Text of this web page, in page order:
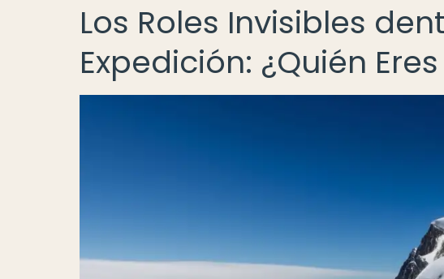
Los Roles Invisibles
Expedición: ¿Quién Eres